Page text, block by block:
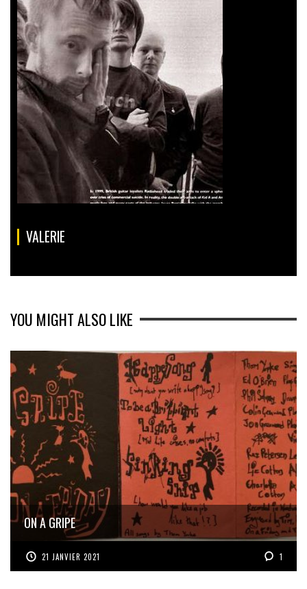
VALERIE
YOU MIGHT ALSO LIKE
ON A GRIPE
21 JANVIER 2021 1